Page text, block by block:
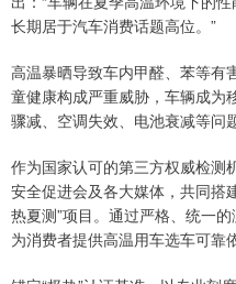
长期居于汽车消费话题高位。”
高温暴晒导致车内甲醛、苯等有
童健康构成严重威胁，车辆成为
骤减、空调失效、电池衰减等问
作为国家认可的第三方权威检测
安全促进会及各大媒体，共同搭
热夏测”项目。通过严格、统一
为消费者提供高温用车选车可靠